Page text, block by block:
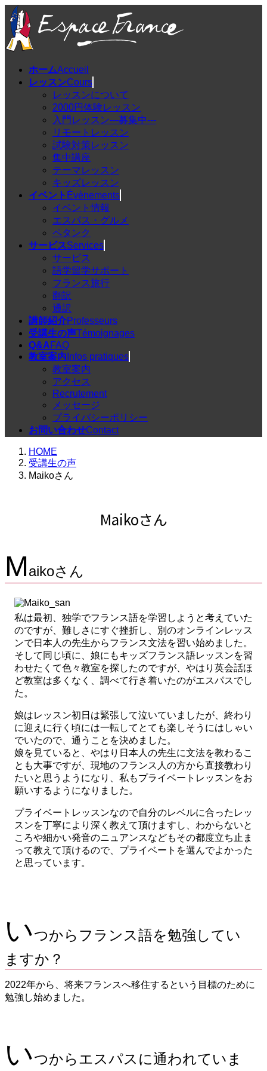
コ
ン
テ
ン
ナ
ビ
ゲ
ー
ホームAccueil
レッスンCours
レッスンについて
2000円体験レッスン
入門レッスン---募集中---
リモートレッスン
試験対策レッスン
集中講座
テーマレッスン
キッズレッスン
イベント Évènements
イベント情報
エスパス・グルメ
ペタンク
サービスServices
サービス
語学留学サポート
フランス旅行
翻訳
通訳
講師紹介Professeurs
受講生の声Témoignages
Q&AFAQ
教室案内 Infos pratiques
教室案内
アクセス
Recrutement
メッセージ
プライバシーポリシー
お問い合わせContact
HOME
受講生の声
Maikoさん
Maikoさん
Maikoさん
私は最初、独学でフランス語を学習しようと考えていた
のですが、難しさにすぐ挫折し、別のオンラインレッス
ンで日本人の先生からフランス文法を習い始めました。
そして同じ頃に、娘にもキッズフランス語レッスンを習
わせたくて色々教室を探したのですが、やはり英会話ほ
ど教室は多くなく、調べて行き着いたのがエスパスでし
た。
娘はレッスン初日は緊張して泣いていましたが、終わり
に迎えに行く頃には一転してとても楽しそうにはしゃい
でいたので、通うことを決めました。
娘を見ていると、やはり日本人の先生に文法を教わるこ
とも大事ですが、現地のフランス人の方から直接教わり
たいと思うようになり、私もプライベートレッスンをお
願いするようになりました。
プライベートレッスンなので自分のレベルに合ったレッ
スンを丁寧により深く教えて頂けますし、わからないと
ころや細かい発音のニュアンスなどもその都度立ち止ま
って教えて頂けるので、プライベートを選んでよかった
と思っています。
いつからフランス語を勉強してい
ますか？
2022年から、将来フランスへ移住するという目標のために
勉強し始めました。
いつからエスパスに通われていま